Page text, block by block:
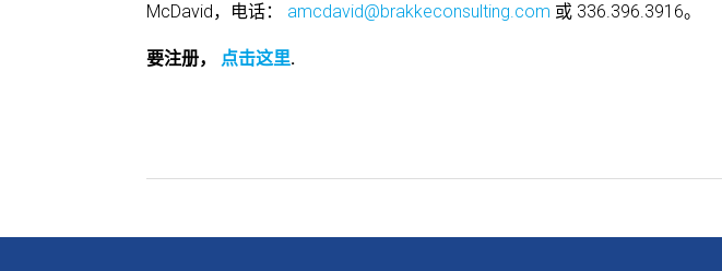
McDavid，电话： amcdavid@brakkeconsulting.com 或 336.396.3916。
要注册， 点击这里.